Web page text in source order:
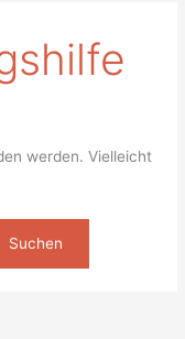
werden. Vielleicht